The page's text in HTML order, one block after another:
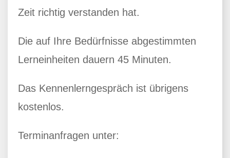
Zeit richtig verstanden hat.
Die auf Ihre Bedürfnisse abgestimmten
Lerneinheiten dauern 45 Minuten.
Das Kennenlerngespräch ist übrigens
kostenlos.
Terminanfragen unter: